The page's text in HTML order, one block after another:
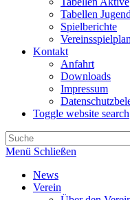
Tabellen Jugend
Spielberichte
Vereinsspielplan
Kontakt
Anfahrt
Downloads
Impressum
Toggle website search
Menü Schließen
News
Verein